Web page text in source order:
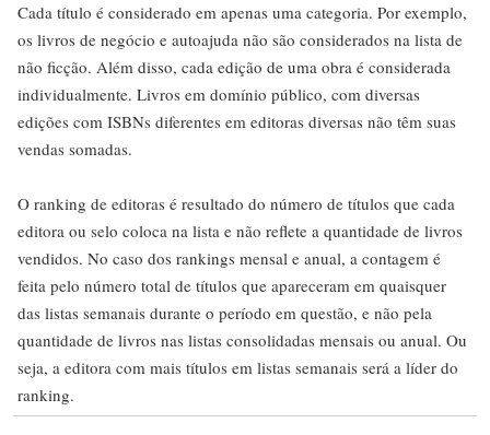
Cada título é considerado em apenas uma categoria. Por exemplo,
os livros de negócio e autoajuda não são considerados na lista de
não ficção. Além disso, cada edição de uma obra é considerada
individualmente. Livros em domínio público, com diversas
edições com ISBNs diferentes em editoras diversas não têm suas
vendas somadas.
O ranking de editoras é resultado do número de títulos que cada
editora ou selo coloca na lista e não reflete a quantidade de livros
vendidos. No caso dos rankings mensal e anual, a contagem é
feita pelo número total de títulos que apareceram em quaisquer
das listas semanais durante o período em questão, e não pela
quantidade de livros nas listas consolidadas mensais ou anual. Ou
seja, a editora com mais títulos em listas semanais será a líder do
ranking.